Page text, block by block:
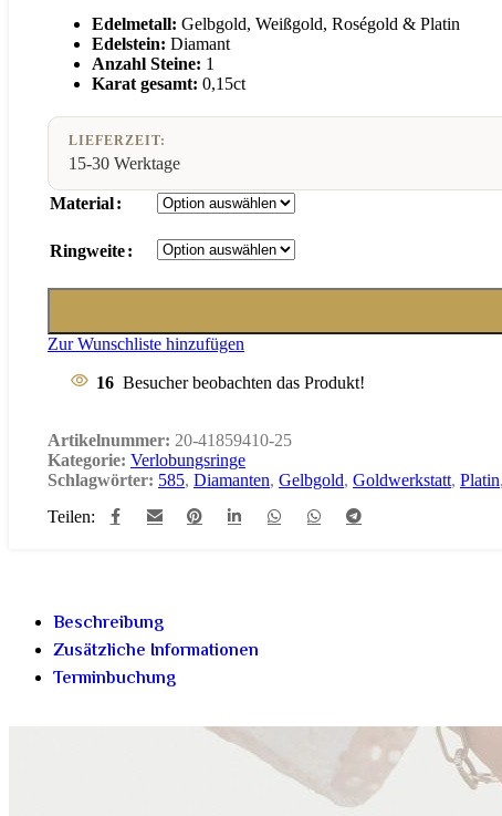
bis
Edelmetall: Gelbgold, Weißgold, Roségold & Platin
Edelstein: Diamant
Anzahl Steine: 1
Karat gesamt: 0,15ct
LIEFERZEIT:
15-30 Werktage
Material
Ringweite
Zur Wunschliste hinzufügen
16 Besucher beobachten das Produkt!
Artikelnummer: 20-41859410-25
Kategorie: Verlobungsringe
Schlagwörter: 585, Diamanten, Gelbgold, Goldwerkstatt, Platin,
Teilen:
Beschreibung
Zusätzliche Informationen
Terminbuchung